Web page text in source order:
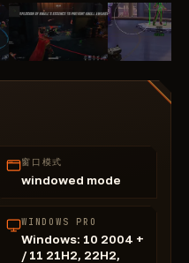
窗口模式
windowed mode
WINDOWS PRO
Windows: 10 2004 +
/ 11 21H2, 22H2,